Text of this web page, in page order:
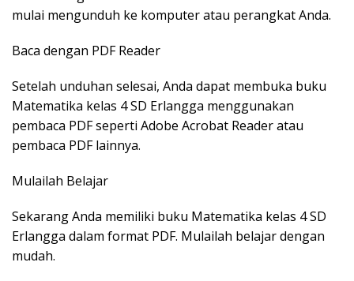
mulai mengunduh ke komputer atau perangkat Anda.
Baca dengan PDF Reader
Setelah unduhan selesai, Anda dapat membuka buku
Matematika kelas 4 SD Erlangga menggunakan
pembaca PDF seperti Adobe Acrobat Reader atau
pembaca PDF lainnya.
Mulailah Belajar
Sekarang Anda memiliki buku Matematika kelas 4 SD
Erlangga dalam format PDF. Mulailah belajar dengan
mudah.